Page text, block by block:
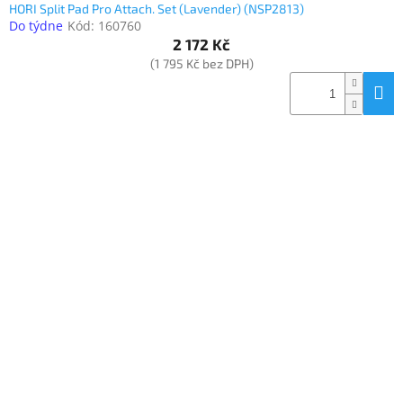
HORI Split Pad Pro Attach. Set (Lavender) (NSP2813)
Do týdne Kód: 160760
2 172 Kč
(1 795 Kč bez DPH)